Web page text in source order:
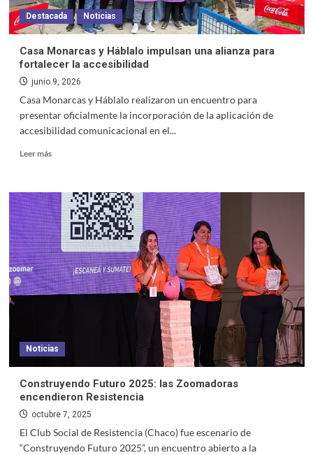
Destacada Noticias
Casa Monarcas y Háblalo impulsan una alianza para
fortalecer la accesibilidad
junio 9, 2026
Casa Monarcas y Háblalo realizaron un encuentro para
presentar oficialmente la incorporación de la aplicación de
accesibilidad comunicacional en el...
Leer más
Noticias
Construyendo Futuro 2025: las Zoomadoras
encendieron Resistencia
octubre 7, 2025
El Club Social de Resistencia (Chaco) fue escenario de
“Construyendo Futuro 2025”, un encuentro abierto a la